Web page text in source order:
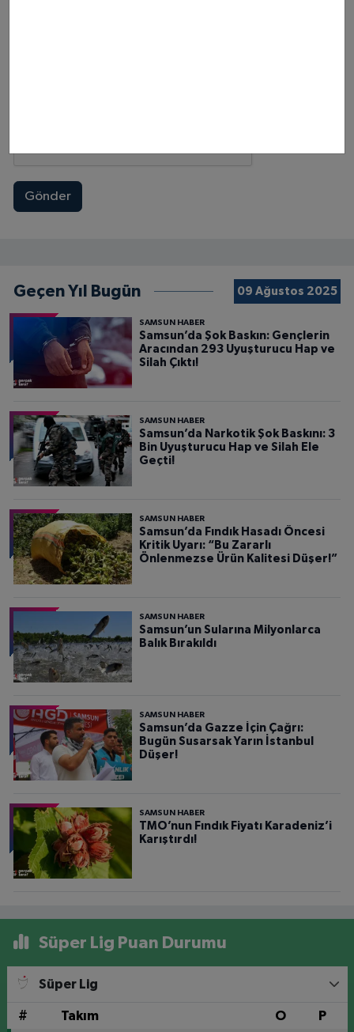
Gönder
Geçen Yıl Bugün 09 Ağustos 2025
SAMSUN HABER
Samsun’da Şok Baskın: Gençlerin
Aracından 293 Uyuşturucu Hap ve
Silah Çıktı!
SAMSUN HABER
Samsun’da Narkotik Şok Baskını: 3
Bin Uyuşturucu Hap ve Silah Ele
Geçti!
SAMSUN HABER
Samsun’da Fındık Hasadı Öncesi
Kritik Uyarı: “Bu Zararlı
Önlenmezse Ürün Kalitesi Düşer!”
SAMSUN HABER
Samsun’un Sularına Milyonlarca
Balık Bırakıldı
SAMSUN HABER
Samsun’da Gazze İçin Çağrı:
Bugün Susarsak Yarın İstanbul
Düşer!
SAMSUN HABER
TMO’nun Fındık Fiyatı Karadeniz’i
Karıştırdı!
Süper Lig Puan Durumu
Süper Lig
# Takım O P